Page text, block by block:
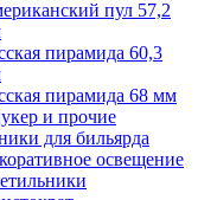
пул 57,2
пирамида 60,3
пирамида 68 мм
и прочие
для бильярда
освещение